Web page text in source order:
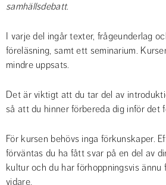
samhällsdebatt.
I varje del ingår texter, frågeunderlag
föreläsning, samt ett seminarium.
mindre uppsats.
Det är viktigt att du tar del av
så att du hinner förbereda dig inför det
För kursen behövs inga förkunskaper.
förväntas du ha fått svar på en del av
kultur och du har förhoppningsvis
vidare.